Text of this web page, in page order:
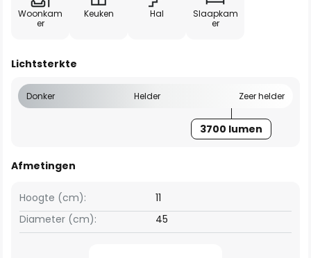
Woonkam
er
Keuken Hal
Slaapkam
er
Lichtsterkte
Donker Helder Zeer helder
3700 lumen
Afmetingen
Hoogte (cm):
11
Diameter (cm):
45